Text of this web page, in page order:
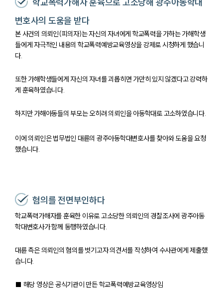
변호사의 도움을 받다
본 사건의 의뢰인(피의자)는 자신의 자녀에게 학교폭력을 가하는 가해학생
들에게 자극적인 내용의 학교폭력예방교육영상을 강제로 시청하게 했습니
다.
또한 가해학생들에게 자신의 자녀를 괴롭히면 가만히 있지 않겠다고 강력하
게 훈육하였습니다.
하지만 가해아동들의 부모는 오히려 의뢰인을 아동학대로 고소하였습니다.
이에 의뢰인은 법무법인 대륜의 광주아동학대변호사를 찾아와 도움을 요청
했습니다.
혐의를 전면부인하다
학교폭력가해자를 훈육한 이유로 고소당한 의뢰인의 경찰조사에 광주아동
학대변호사가 함께 동행하였습니다.
대륜 측은 의뢰인의 혐의를 벗기고자 의견서를 작성하여 수사관에게 제출했
습니다.
■ 해당 영상은 공식기관이 만든 학교폭력예방교육영상임